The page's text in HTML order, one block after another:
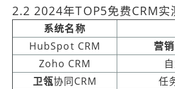
2.2 2024年TOP5免费CRM实
系统名称
HubSpot CRM
营
Zoho CRM
卫瓴协同CRM
任